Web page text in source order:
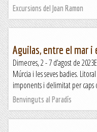
Excursions del Joan Ramon
Aguilas, entre el mar i
Dimecres, 2 - 7 d’agost de
Múrcia i les seves badies.
imponents i delimitat per caps
Benvinguts al Paradís